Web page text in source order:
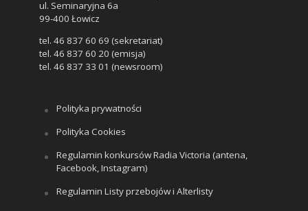
ul. Seminaryjna 6a
99-400 Łowicz
tel. 46 837 60 69 (sekretariat)
tel. 46 837 60 20 (emisja)
tel. 46 837 33 01 (newsroom)
Polityka prywatności
Polityka Cookies
Regulamin konkursów Radia Victoria (antena,
Facebook, Instagram)
Regulamin Listy przebojów i Alterlisty